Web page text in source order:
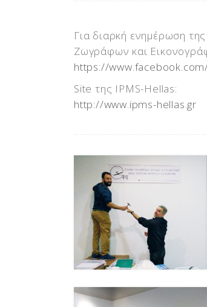
Για διαρκή ενημέρωση
Ζωγράφων και
https://
Site της IPMS-Hellas:
http://www.ipms-hellas.gr